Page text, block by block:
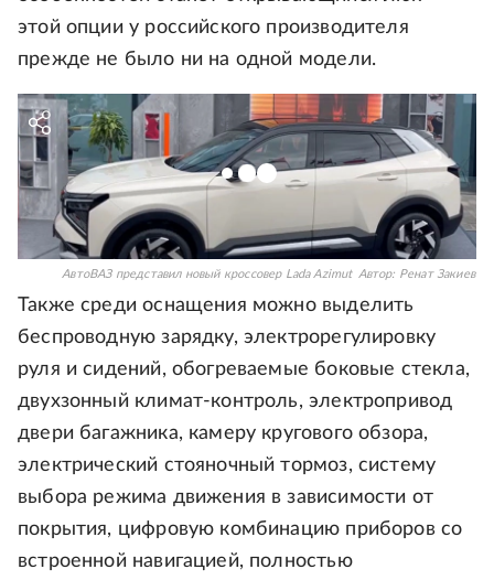
этой опции у российского производителя
прежде не было ни на одной модели.
АвтоВАЗ представил новый кроссовер Lada Azimut Автор: Ренат Закиев
Также среди оснащения можно выделить
беспроводную зарядку, электрорегулировку
руля и сидений, обогреваемые боковые стекла,
двухзонный климат-контроль, электропривод
двери багажника, камеру кругового обзора,
электрический стояночный тормоз, систему
выбора режима движения в зависимости от
покрытия, цифровую комбинацию приборов со
встроенной навигацией, полностью